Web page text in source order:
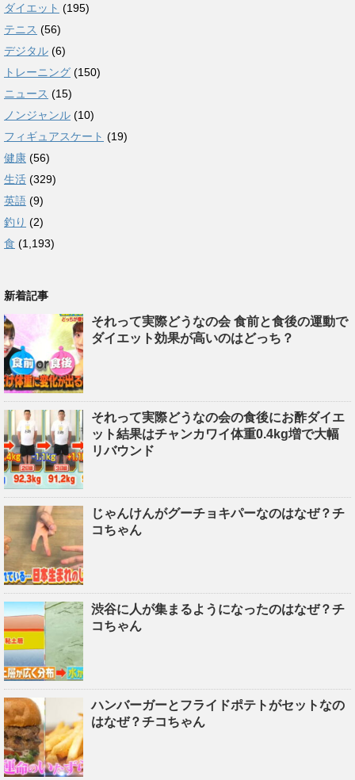
ダイエット (195)
テニス (56)
デジタル (6)
トレーニング (150)
ニュース (15)
ノンジャンル (10)
フィギュアスケート (19)
健康 (56)
生活 (329)
英語 (9)
釣り (2)
食 (1,193)
新着記事
それって実際どうなの会 食前と食後の運動で
ダイエット効果が高いのはどっち？
それって実際どうなの会の食後にお酢ダイエ
ット結果はチャンカワイ体重0.4kg増で大幅
リバウンド
じゃんけんがグーチョキパーなのはなぜ？チ
コちゃん
渋谷に人が集まるようになったのはなぜ？チ
コちゃん
ハンバーガーとフライドポテトがセットなの
はなぜ？チコちゃん